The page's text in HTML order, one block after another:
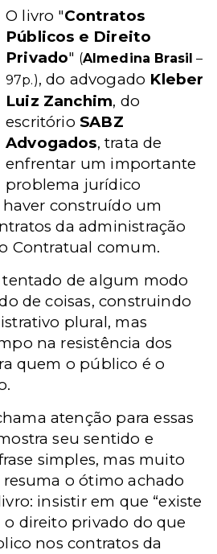
O livro "Contratos
Públicos e Direito
Privado" (Almedina Brasil –
97p.), do advogado Kleber
Luiz Zanchim, do
escritórioSABZ
Advogados, trata de
enfrentar um importante
problema jurídico
haver construído um
da administração
Contratual comum.
tentado de algum modo
de coisas, construindo
plural, mas
na resistência dos
quem o público é o
atenção para essas
seu sentido e
simples, mas muito
resuma o ótimo achado
insistir em que “existe
o direito privado do que
nos contratos da